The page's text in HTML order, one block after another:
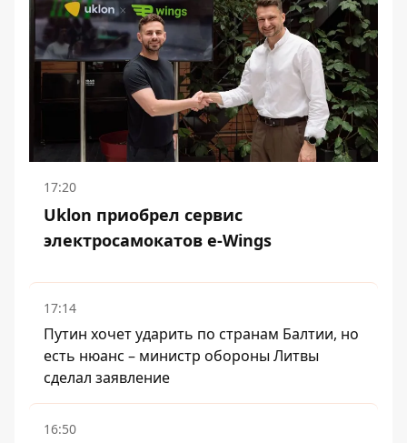
17:20
Uklon приобрел сервис
электросамокатов e-Wings
17:14
Путин хочет ударить по странам Балтии, но
есть нюанс – министр обороны Литвы
сделал заявление
16:50